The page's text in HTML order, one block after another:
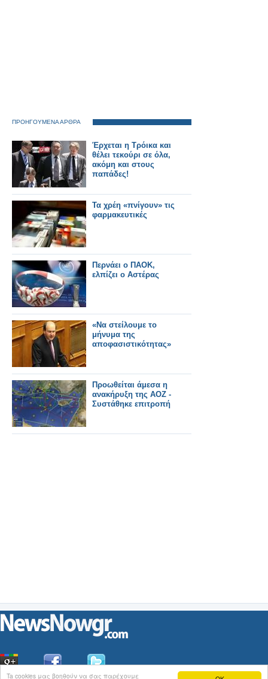
Ta cookies μας βοηθούν να σας παρέχουμε
ΠΡΟΗΓΟΥΜΕΝΑ ΑΡΘΡΑ
Έρχεται η Τρόικα και
θέλει τεκούρι σε όλα,
ακόμη και στους
παπάδες!
Τα χρέη «πνίγουν» τις
φαρμακευτικές
Περνάει ο ΠΑΟΚ,
ελπίζει ο Αστέρας
«Να στείλουμε το
μήνυμα της
αποφασιστικότητας»
Προωθείται άμεσα η
ανακήρυξη της ΑΟΖ -
Συστάθηκε επιτροπή